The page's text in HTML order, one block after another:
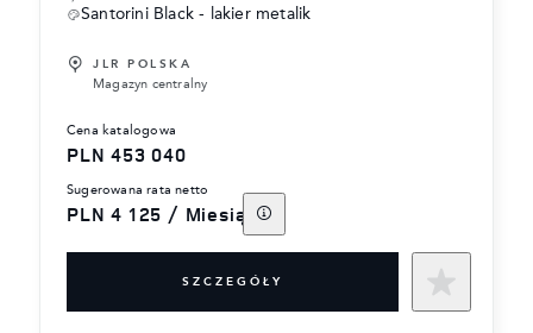
Santorini Black - lakier metalik
JLR POLSKA
Magazyn centralny
cena katalogowa
PLN 453 040
sugerowana rata netto
PLN 4 125 / Miesiąc
SZCZEGÓŁY